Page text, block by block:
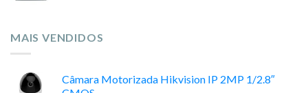
MAIS VENDIDOS
Câmara Motorizada Hikvision IP 2MP 1/2.8″